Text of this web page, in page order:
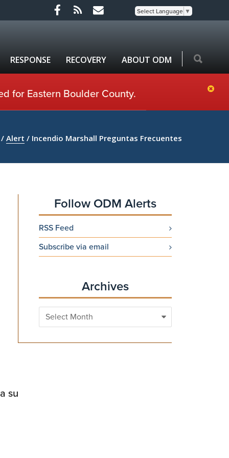
Select Language ▼
RESPONSE RECOVERY ABOUT ODM
for Eastern Boulder County.
/ Alert / Incendio Marshall Preguntas Frecuentes
su
Follow ODM Alerts
RSS Feed
Subscribe via email
Archives
Archives